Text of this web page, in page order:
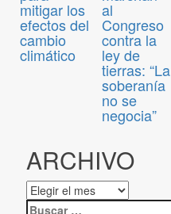
mitigar los
efectos del
cambio
climático
al
Congreso
contra la
ley de
tierras: “La
soberanía
no se
negocia”
ARCHIVO